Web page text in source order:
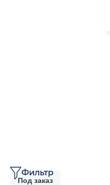
Фильтр
Под заказ